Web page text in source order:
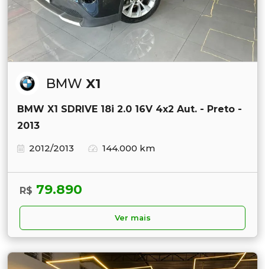
BMW X1
BMW X1 SDRIVE 18i 2.0 16V 4x2 Aut. - Preto -
2013
2012/2013
144.000 km
R$ 79.890
Ver mais